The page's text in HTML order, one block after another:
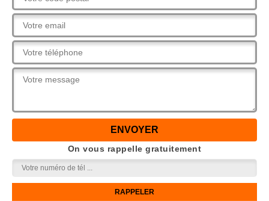
On vous rappelle gratuitement